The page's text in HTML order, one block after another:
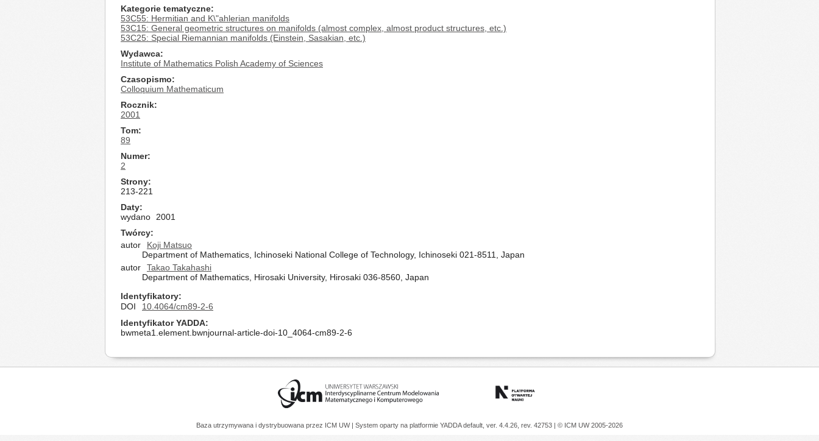
Kategorie tematyczne
53C55: Hermitian and K\"ahlerian manifolds
53C15: General geometric structures on manifolds (almost complex, almost product structures, etc.)
53C25: Special Riemannian manifolds (Einstein, Sasakian, etc.)
Wydawca
Institute of Mathematics Polish Academy of Sciences
Czasopismo
Colloquium Mathematicum
Rocznik
2001
Tom
89
Numer
2
Strony
213-221
Daty
wydano
2001
Twórcy
autor
Koji Matsuo
Department of Mathematics, Ichinoseki National College of Technology, Ichinoseki 021-8511, Japan
autor
Takao Takahashi
Department of Mathematics, Hirosaki University, Hirosaki 036-8560, Japan
Identyfikatory
DOI
10.4064/cm89-2-6
Identyfikator YADDA
bwmeta1.element.bwnjournal-article-doi-10_4064-cm89-2-6
Baza utrzymywana i dystrybuowana przez ICM UW | System oparty na platformie YADDAdefault, ver. 4.4.26, rev. 42753 | © ICM UW 2005-2026